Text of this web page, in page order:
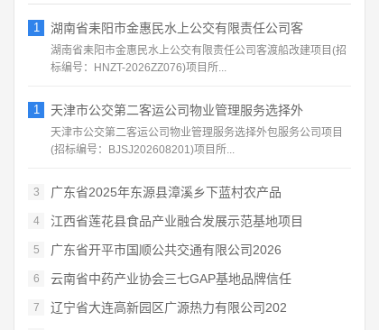
1 湖南省耒阳市金惠民水上公交有限责任公司客
湖南省耒阳市金惠民水上公交有限责任公司客渡船改建项目(招
标编号：HNZT-2026ZZ076)项目所...
1 天津市公交第二客运公司物业管理服务选择外
天津市公交第二客运公司物业管理服务选择外包服务公司项目
(招标编号：BJSJ202608201)项目所...
3 广东省2025年东源县漳溪乡下蓝村农产品
4 江西省莲花县食品产业融合发展示范基地项目
5 广东省开平市国顺公共交通有限公司2026
6 云南省中药产业协会三七GAP基地品牌信任
7 辽宁省大连高新园区广源热力有限公司202